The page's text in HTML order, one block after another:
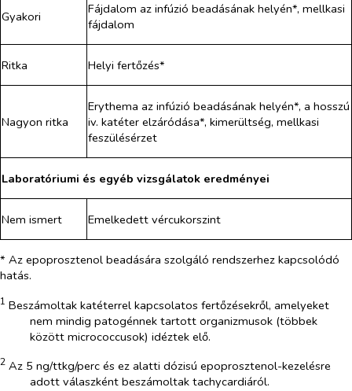
Gyakori
Fájdalom az infúzió beadásának helyén*, mellkasi
fájdalom
Ritka Helyi fertőzés*
Nagyon ritka
Erythema az infúzió beadásának helyén*, a hosszú
iv. katéter elzáródása*, kimerültség, mellkasi
feszülésérzet
Laboratóriumi és egyéb vizsgálatok eredményei
Nem ismert Emelkedett vércukorszint
* Az epoprosztenol beadására szolgáló rendszerhez kapcsolódó
hatás.
1 Beszámoltak katéterrel kapcsolatos fertőzésekről, amelyeket
nem mindig patogénnek tartott organizmusok (többek
között micrococcusok) idéztek elő.
2 Az 5 ng/ttkg/perc és ez alatti dózisú epoprosztenol-kezelésre
adott válaszként beszámoltak tachycardiáról.